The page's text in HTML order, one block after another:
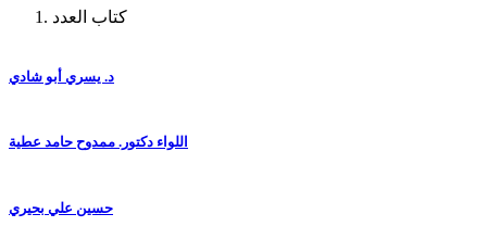
كتاب العدد
د. يسري أبو شادي
اللواء دكتور. ممدوح حامد عطية
حسين علي بحيري